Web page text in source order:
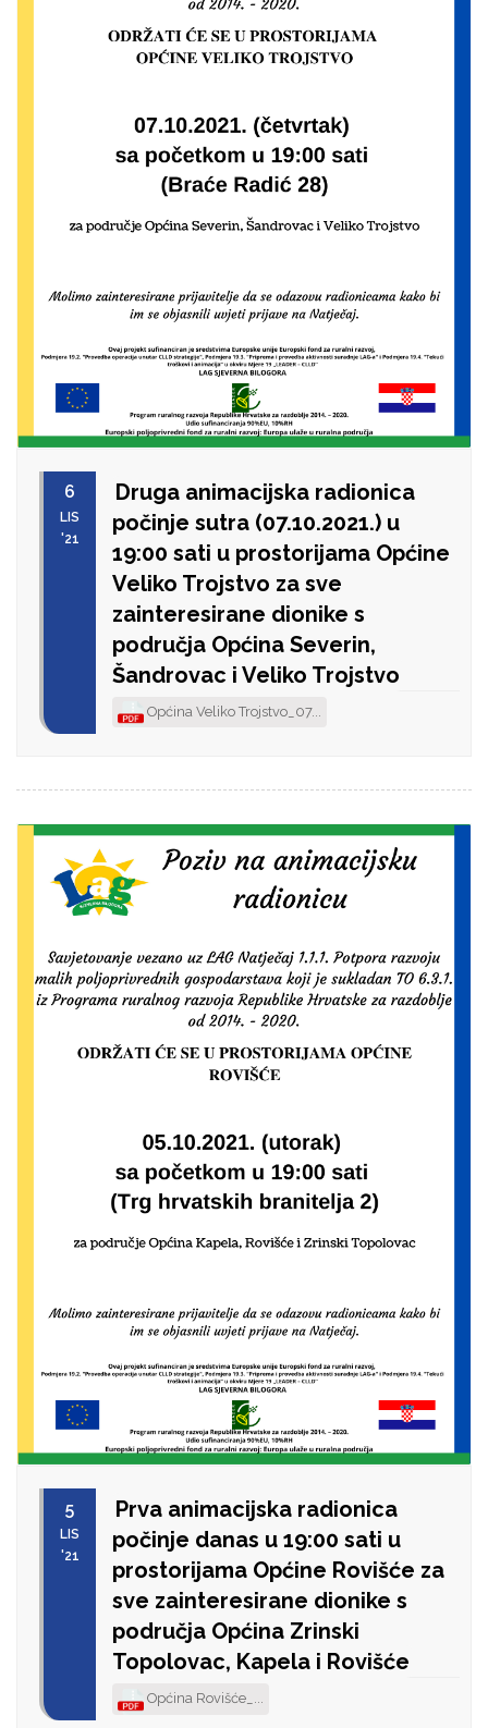
6
LIS
'21
Druga animacijska radionica
počinje sutra (07.10.2021.) u
19:00 sati u prostorijama Općine
Veliko Trojstvo za sve
zainteresirane dionike s
područja Općina Severin,
Šandrovac i Veliko Trojstvo
Općina Veliko Trojstvo_07...
5
LIS
'21
Prva animacijska radionica
počinje danas u 19:00 sati u
prostorijama Općine Rovišće za
sve zainteresirane dionike s
područja Općina Zrinski
Topolovac, Kapela i Rovišće
Općina Rovišće_...